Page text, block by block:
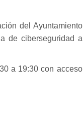
del Ayuntamiento
de ciberseguridad a
a 19:30 con acceso